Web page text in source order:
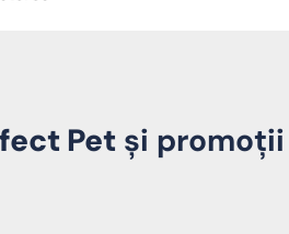
Pet și promoții